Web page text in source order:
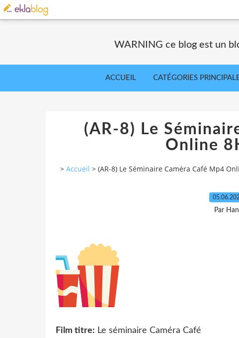
WARNING ce blog est un
ACCUEIL CATÉGORIES
(AR-8) Le
Online
> Accueil > (AR-8) Le Séminaire Caméra Café Mp4
Par
Film titre: Le séminaire Caméra Café